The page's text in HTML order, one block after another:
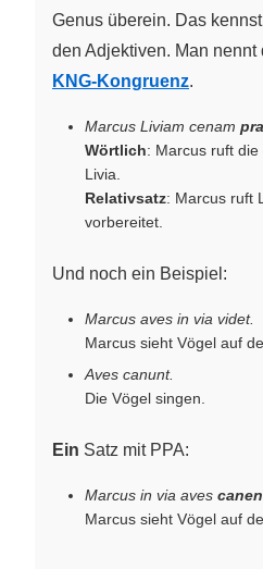
Genus überein. Das
den Adjektiven. Man nennt
KNG-Kongruenz.
Marcus Liviam cenam
Wörtlich: Marcus ruft
Livia.
Relativsatz: Marcus ruft
vorbereitet.
Und noch ein Beispiel:
Marcus aves in via videt.
Marcus sieht Vögel auf
Aves canunt.
Die Vögel singen.
Ein Satz mit PPA:
Marcus in via aves
Marcus sieht Vögel auf